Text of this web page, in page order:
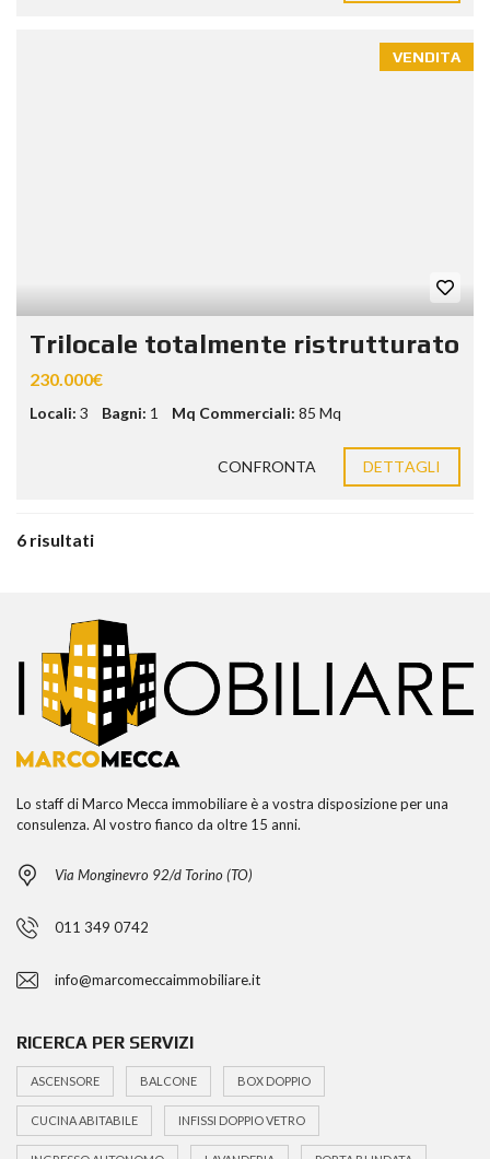
VENDITA
Trilocale totalmente ristrutturato
230.000€
Locali: 3 Bagni: 1 Mq Commerciali: 85 Mq
CONFRONTA DETTAGLI
6 risultati
Lo staff di Marco Mecca immobiliare è a vostra disposizione per una
consulenza. Al vostro fianco da oltre 15 anni.
Via Monginevro 92/d Torino (TO)
011 349 0742
info@marcomeccaimmobiliare.it
RICERCA PER SERVIZI
ASCENSORE BALCONE BOX DOPPIO
CUCINA ABITABILE INFISSI DOPPIO VETRO